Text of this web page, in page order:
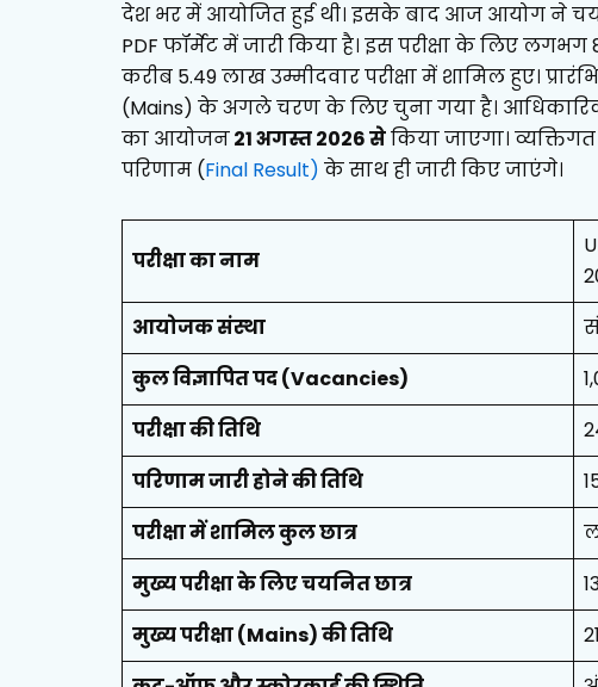
देश भर में आयोजित हुई थी। इसके बाद आज आयोग ने
PDF फॉर्मेट में जारी किया है। इस परीक्षा के लिए
करीब 5.49 लाख उम्मीदवार परीक्षा में शामिल हुए।
(Mains) के अगले चरण के लिए चुना गया है। आधिकारिक
का आयोजन21 अगस्त 2026 सेकिया जाएगा।
परिणाम (Final Result) के साथ ही जारी किए जाएंगे।
परीक्षा का नाम
आयोजक संस्था
कुल विज्ञापित पद (Vacancies)
परीक्षा की तिथि
परिणाम जारी होने की तिथि
परीक्षा में शामिल कुल छात्र
मुख्य परीक्षा के लिए चयनित छात्र
मुख्य परीक्षा (Mains) की तिथि